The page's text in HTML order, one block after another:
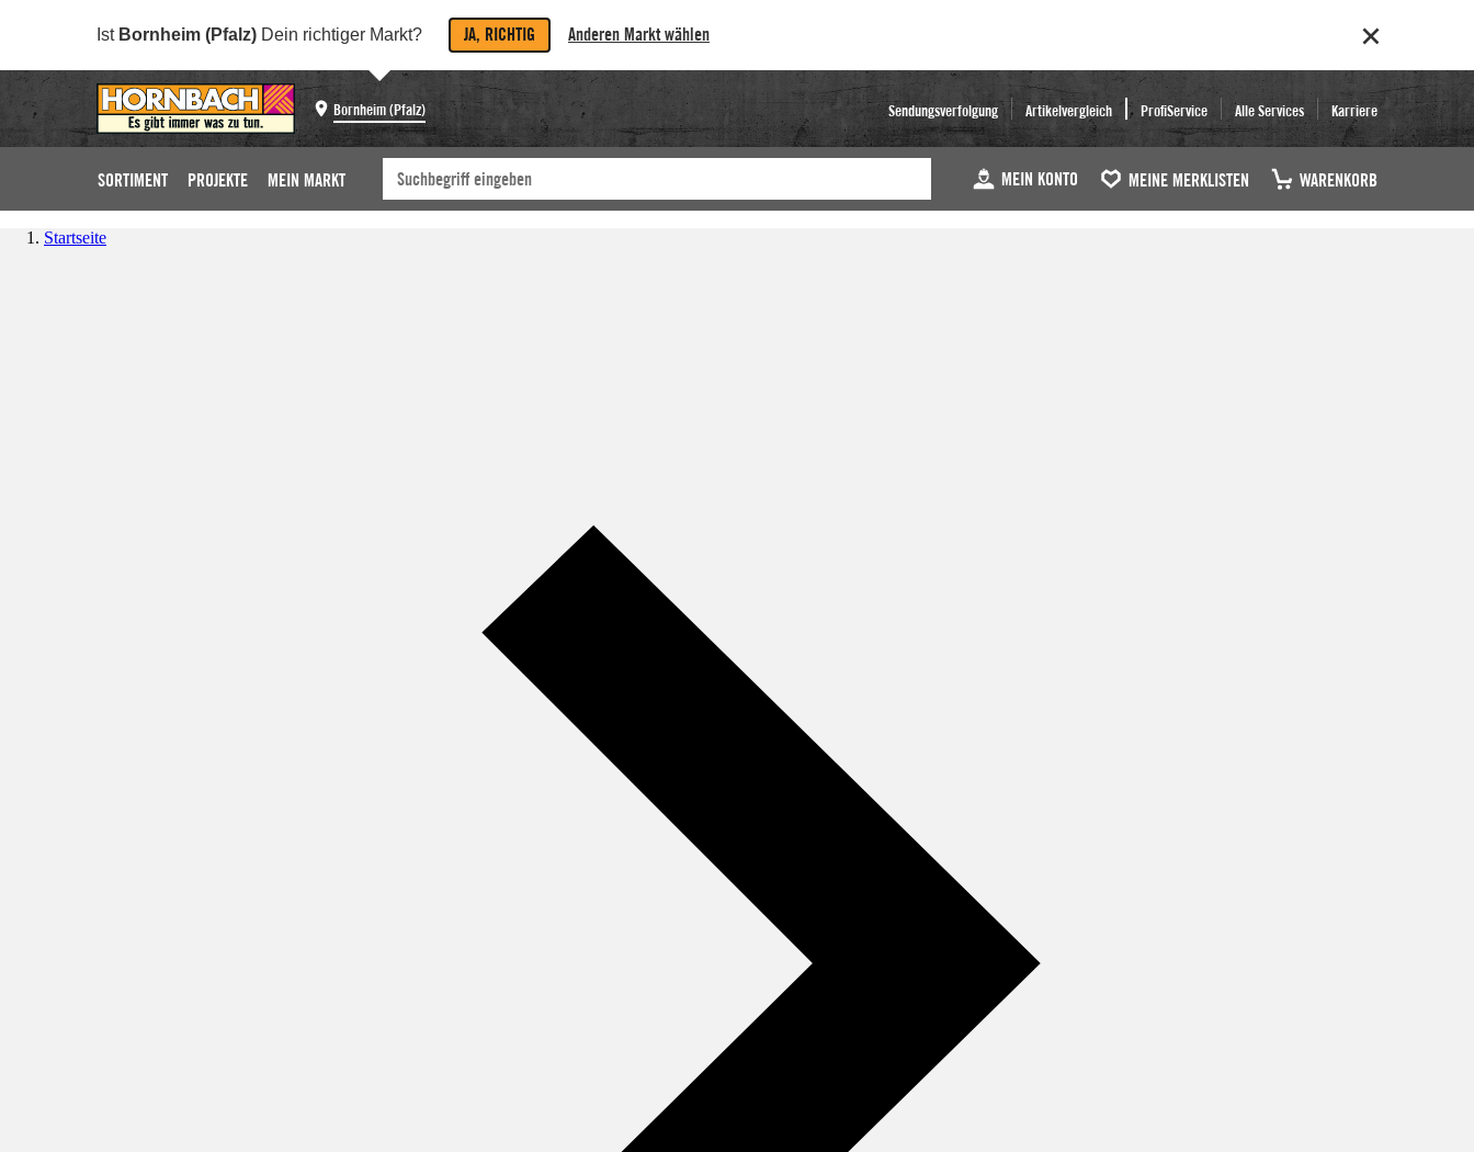
Ist Bornheim (Pfalz) Dein richtiger Markt? JA, RICHTIG Anderen Markt wählen
Bornheim (Pfalz) Sendungsverfolgung Artikelvergleich ProfiService Alle Services Karriere
SORTIMENT PROJEKTE MEIN MARKT MEIN KONTO MEINE MERKLISTEN WARENKORB
Startseite